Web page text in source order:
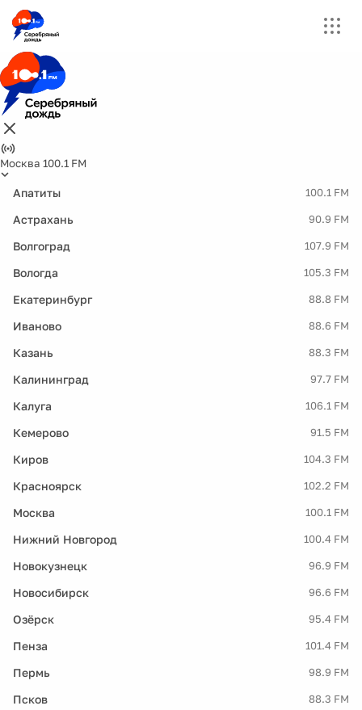
Москва 100.1 FM
Апатиты 100.1 FM
Астрахань 90.9 FM
Волгоград 107.9 FM
Вологда 105.3 FM
Екатеринбург 88.8 FM
Иваново 88.6 FM
Казань 88.3 FM
Калининград 97.7 FM
Калуга 106.1 FM
Кемерово 91.5 FM
Киров 104.3 FM
Красноярск 102.2 FM
Москва 100.1 FM
Нижний Новгород 100.4 FM
Новокузнецк 96.9 FM
Новосибирск 96.6 FM
Озёрск 95.4 FM
Пенза 101.4 FM
Пермь 98.9 FM
Псков 88.3 FM